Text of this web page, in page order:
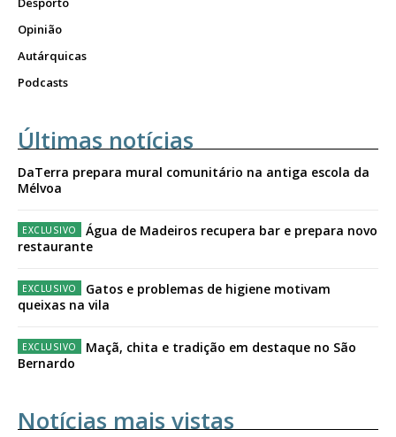
Opinião
Autárquicas
Podcasts
Últimas notícias
DaTerra prepara mural comunitário na antiga escola da
Mélvoa
Água de Madeiros recupera bar e prepara novo
restaurante
Gatos e problemas de higiene motivam
queixas na vila
Maçã, chita e tradição em destaque no São
Bernardo
Notícias mais vistas